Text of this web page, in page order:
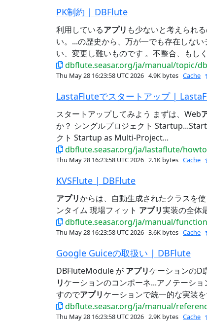
PK制約 | DBFlute
利用しているアプリ も少ないと考えられ
い。...の歴史から、万が一でも存在しな
い、変更し難いものです 。不整合、もし
dbflute.seasar.org/ja/manual/topic/
Thu May 28 16:23:58 UTC 2026 4.9K bytes Cache
LastaFluteでスタートアップ |
スタートアップしてみよう まずは、Web
か？ シングルプロジェクト
クト Startup as Multi-Project...
dbflute.seasar.org/ja/lastaflute/
Thu May 28 16:23:58 UTC 2026 2.1K bytes Cache
KVSFlute | DBFlute
アプリからは、自動生成されたクラスを
ンタイム 現場フィット アプリ実装の全体
dbflute.seasar.org/ja/manual/
Thu May 28 16:23:58 UTC 2026 3.6K bytes Cache
Google Guiceの取扱い | DBFlute
DBFluteModule が アプリケーションのDI
リケーションのコンポーネ...アノテーシ
すのでアプリケーションで統一的な実装
dbflute.seasar.org/ja/manual/
Thu May 28 16:23:58 UTC 2026 2.9K bytes Cache